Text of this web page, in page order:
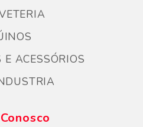
ACESSÓRIOS